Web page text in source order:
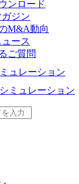
ンロード
ジン
M&A動向
ース
ご質問